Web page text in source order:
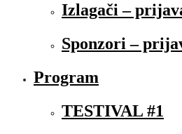
Izlagači –
Sponzori –
Program
TESTIVAL #1